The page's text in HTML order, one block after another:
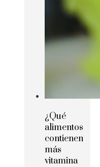
¿Qué
alimentos
contienen
más
vitamina